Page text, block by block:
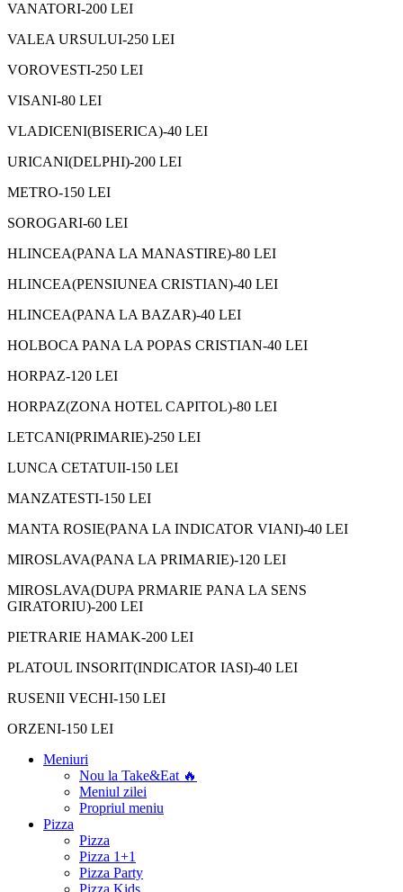
VANATORI-200 LEI
VALEA URSULUI-250 LEI
VOROVESTI-250 LEI
VISANI-80 LEI
VLADICENI(BISERICA)-40 LEI
URICANI(DELPHI)-200 LEI
METRO-150 LEI
SOROGARI-60 LEI
HLINCEA(PANA LA MANASTIRE)-80 LEI
HLINCEA(PENSIUNEA CRISTIAN)-40 LEI
HLINCEA(PANA LA BAZAR)-40 LEI
HOLBOCA PANA LA POPAS CRISTIAN-40 LEI
HORPAZ-120 LEI
HORPAZ(ZONA HOTEL CAPITOL)-80 LEI
LETCANI(PRIMARIE)-250 LEI
LUNCA CETATUII-150 LEI
MANZATESTI-150 LEI
MANTA ROSIE(PANA LA INDICATOR VIANI)-40 LEI
MIROSLAVA(PANA LA PRIMARIE)-120 LEI
MIROSLAVA(DUPA PRMARIE PANA LA SENS
GIRATORIU)-200 LEI
PIETRARIE HAMAK-200 LEI
PLATOUL INSORIT(INDICATOR IASI)-40 LEI
RUSENII VECHI-150 LEI
ORZENI-150 LEI
Meniuri
Nou la Take&Eat 🔥
Meniul zilei
Propriul meniu
Pizza
Pizza
Pizza 1+1
Pizza Party
Pizza Kids